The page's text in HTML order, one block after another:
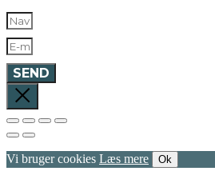
SEND
Vi bruger cookies Læs mere Ok